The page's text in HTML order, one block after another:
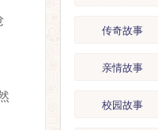
传奇故事
亲情故事
校园故事